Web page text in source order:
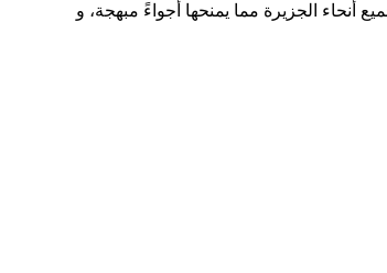
الجزيرة مما يمنحها أجواءً مبهجة، و